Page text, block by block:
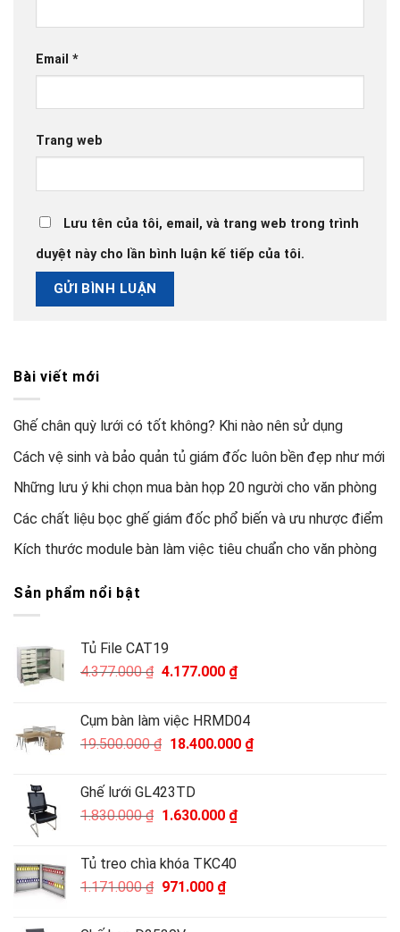
Email *
Trang web
Lưu tên của tôi, email, và trang web trong trình
duyệt này cho lần bình luận kế tiếp của tôi.
Bài viết mới
Ghế chân quỳ lưới có tốt không? Khi nào nên sử dụng
Cách vệ sinh và bảo quản tủ giám đốc luôn bền đẹp như mới
Những lưu ý khi chọn mua bàn họp 20 người cho văn phòng
Các chất liệu bọc ghế giám đốc phổ biến và ưu nhược điểm
Kích thước module bàn làm việc tiêu chuẩn cho văn phòng
Sản phẩm nổi bật
Tủ File CAT19
4.377.000₫ Giá
4.377.000 ₫.
4.177.000 ₫Giá
là:
4.177.000 ₫.
Cụm bàn làm việc HRMD04
19.500.000₫ Giá
19.500.000 ₫.
18.400.000 ₫Giá
Ghế lưới GL423TD
1.830.000₫ Giá
1.830.000 ₫.
1.630.000 ₫Giá
Tủ treo chìa khóa TKC40
1.171.000₫ Giá
971.000 ₫Giá